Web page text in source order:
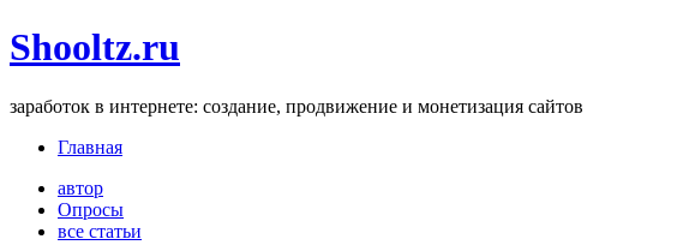
Shooltz.ru
заработок в интернете: создание, продвижение и монетизация сайтов
Главная
автор
Опросы
все статьи